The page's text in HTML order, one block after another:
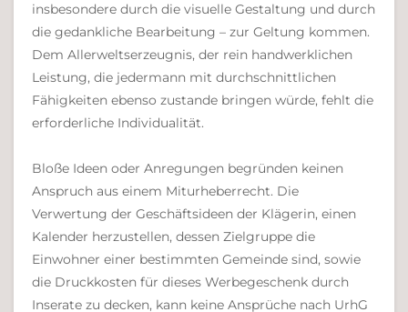
insbesondere durch die visuelle Gestaltung und durch
die gedankliche Bearbeitung – zur Geltung kommen.
Dem Allerweltserzeugnis, der rein handwerklichen
Leistung, die jedermann mit durchschnittlichen
Fähigkeiten ebenso zustande bringen würde, fehlt die
erforderliche Individualität.
Bloße Ideen oder Anregungen begründen keinen
Anspruch aus einem Miturheberrecht. Die
Verwertung der Geschäftsideen der Klägerin, einen
Kalender herzustellen, dessen Zielgruppe die
Einwohner einer bestimmten Gemeinde sind, sowie
die Druckkosten für dieses Werbegeschenk durch
Inserate zu decken, kann keine Ansprüche nach UrhG